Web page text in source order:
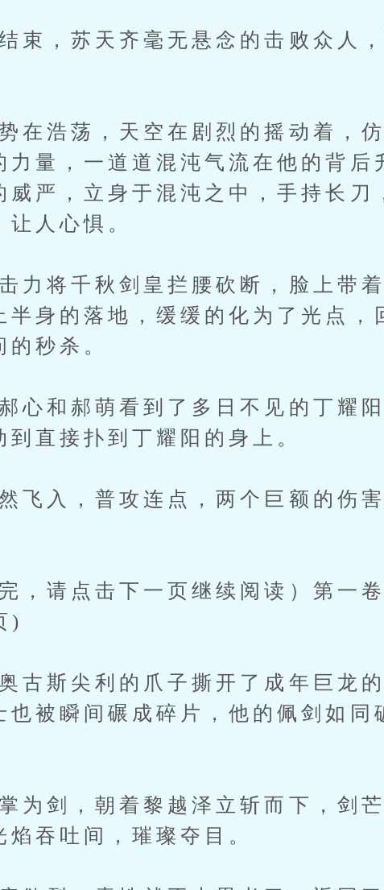
，苏天齐毫无悬念的击败众人，
浩荡，天空在剧烈的摇动着，仿
力量，一道道混沌气流在他的背后
威严，立身于混沌之中，手持长刀
人心惧。
将千秋剑皇拦腰砍断，脸上带着
半身的落地，缓缓的化为了光点，
秒杀。
和郝萌看到了多日不见的丁耀阳
直接扑到丁耀阳的身上。
入，普攻连点，两个巨额的伤
请点击下一页继续阅读）第一
)
斯尖利的爪子撕开了成年巨龙的
也被瞬间碾成碎片，他的佩剑如同
剑，朝着黎越泽立斩而下，剑芒
吞吐间，璀璨夺目。